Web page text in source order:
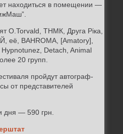
находиться в помещении —
O.Torvald, ТНМК, Друга Рiка,
её, BAHROMA , [Amatory],
Detach, Animal
20 групп.
пройдут автограф-
от представителей
дня — 590 грн.